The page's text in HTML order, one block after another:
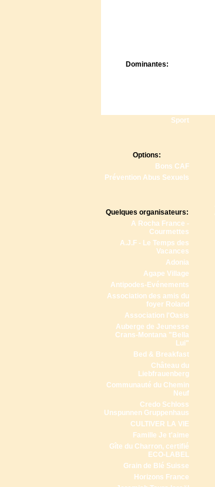
Dominantes:
Sport
Options:
Bons CAF
Prévention Abus Sexuels
Quelques organisateurs:
A Rocha France -
Courmettes
A.J.F - Le Temps des
Vacances
Adonia
Agape Village
Antipodes-Evénements
Association des amis du
foyer Roland
Association l'Oasis
Auberge de Jeunesse
Crans-Montana "Bella
Lui"
Bed & Breakfast
Château du
Liebfrauenberg
Communauté du Chemin
Neuf
Credo Schloss
Unspunnen Gruppenhaus
CULTIVER LA VIE
Famille Je t'aime
Gîte du Charron, certifié
ECO-LABEL
Grain de Blé Suisse
Horizons France